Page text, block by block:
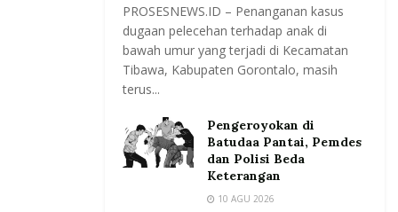
PROSESNEWS.ID – Penanganan kasus
dugaan pelecehan terhadap anak di
bawah umur yang terjadi di Kecamatan
Tibawa, Kabupaten Gorontalo, masih
terus...
Pengeroyokan di
Batudaa Pantai, Pemdes
dan Polisi Beda
Keterangan
10 AGU 2026